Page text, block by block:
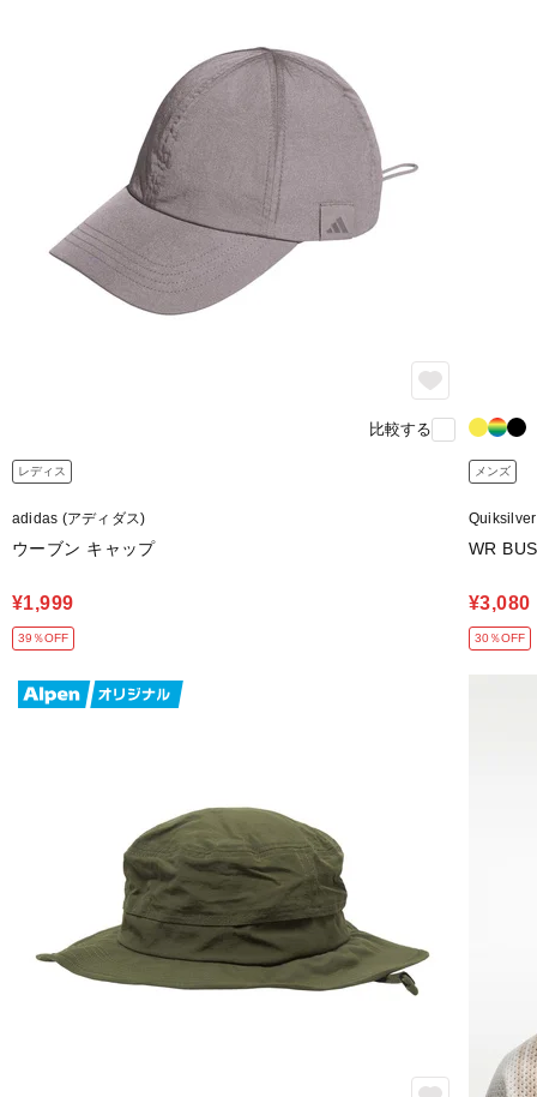
比較する
レディス
adidas (アディダス)
ウーブン キャップ
¥1,999
39％OFF
メンズ
WR
¥3,080
30％OFF